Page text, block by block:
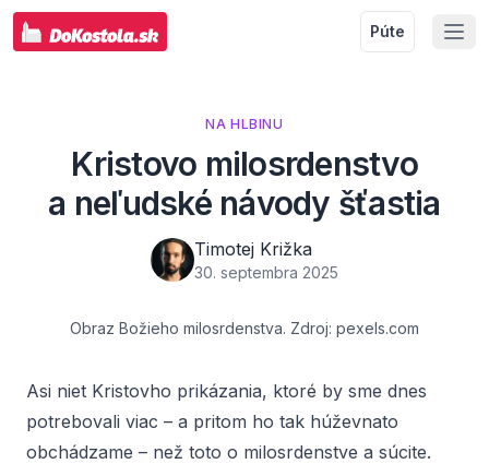
Púte
NA HLBINU
Kristovo milosrdenstvo
a neľudské návody šťastia
Timotej Križka
30. septembra 2025
Obraz Božieho milosrdenstva. Zdroj: pexels.com
Asi niet Kristovho prikázania, ktoré by sme dnes
potrebovali viac – a pritom ho tak húževnato
obchádzame – než toto o milosrdenstve a súcite.